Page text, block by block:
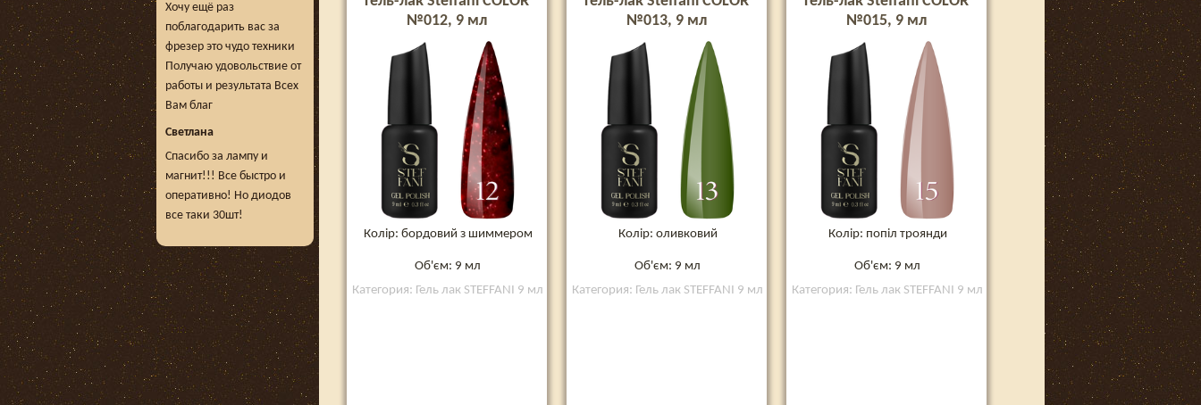
Хочу ещё раз
поблагодарить вас за
фрезер это чудо техники
Получаю удовольствие от
работы и результата Всех
Вам благ
Светлана
Спасибо за лампу и
магнит!!! Все быстро и
оперативно! Но диодов
все таки 30шт!
№012, 9 мл
Колір: бордовий з шиммером
Об'єм: 9 мл
Категория: Гель лак STEFFANI 9 мл
№013, 9 мл
Колір: оливковий
Об'єм: 9 мл
Категория: Гель лак STEFFANI 9 мл
№015, 9 мл
Колір: попіл троянди
Об'єм: 9 мл
Категория: Гель лак STEFFANI 9 мл